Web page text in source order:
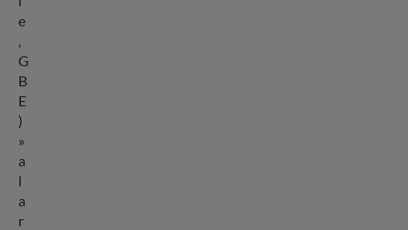
e
,
G
B
E
)
»
a
l
a
r